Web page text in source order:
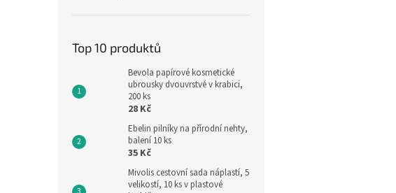
Top 10 produktů
Bevola papírové kosmetické
ubrousky dvouvrstvé v krabici,
200 ks
28 Kč
Ebelin pilníky na přírodní nehty,
balení 10 ks
35 Kč
Mivolis cestovní sada náplastí, 5
velikostí, 10 ks v plastové